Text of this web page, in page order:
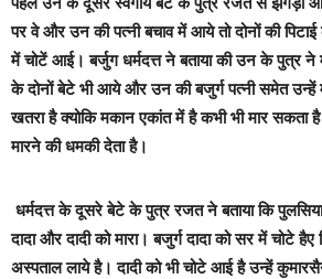
पर वे और उन की पत्नी बचाव में आये तो दोनों की
में चोटें आई। बर्जुग धर्मदत्त ने बताया की उन के पुत्र ने
के दोनों बेटे भी आये और उन की बजुर्ग पत्नी समेत उन्हें
खतरा है क्योकि मकान एकांत में है कभी भी मार सकता है
मारने की धमकी देता है।
धर्मदत्त के दूसरे बेटे के पुत्र रजत ने बताया कि
दादा और दादी को मारा। बजुर्ग दादा को सर में चोटे
अस्पताल लाये है। दादी को भी चोटे आई है उन्हें